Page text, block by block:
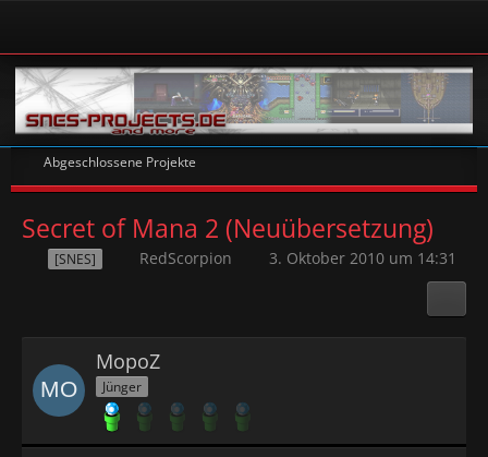
Abgeschlossene Projekte
Secret of Mana 2 (Neuübersetzung)
[SNES] RedScorpion 3. Oktober 2010 um 14:31
MopoZ
Jünger